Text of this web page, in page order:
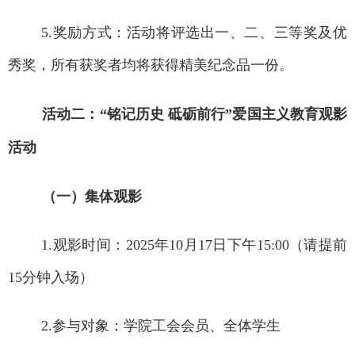
5.奖励方式：活动将评选出一、二、三等奖及优
秀奖，所有获奖者均将获得精美纪念品一份。
活动二：“铭记历史 砥砺前行”爱国主义教育观影
活动
（一）集体观影
1.观影时间： 2025年10 月 17 日下午15:00（请提前
15分钟入场）
2.参与对象：学院工会会员、全体学生